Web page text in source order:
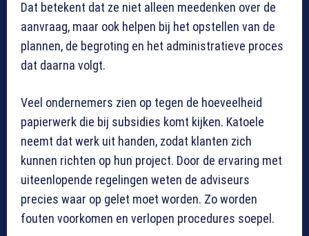
Dat betekent dat ze niet alleen meedenken over de
aanvraag, maar ook helpen bij het opstellen van de
plannen, de begroting en het administratieve proces
dat daarna volgt.
Veel ondernemers zien op tegen de hoeveelheid
papierwerk die bij subsidies komt kijken. Katoele
neemt dat werk uit handen, zodat klanten zich
kunnen richten op hun project. Door de ervaring met
uiteenlopende regelingen weten de adviseurs
precies waar op gelet moet worden. Zo worden
fouten voorkomen en verlopen procedures soepel.